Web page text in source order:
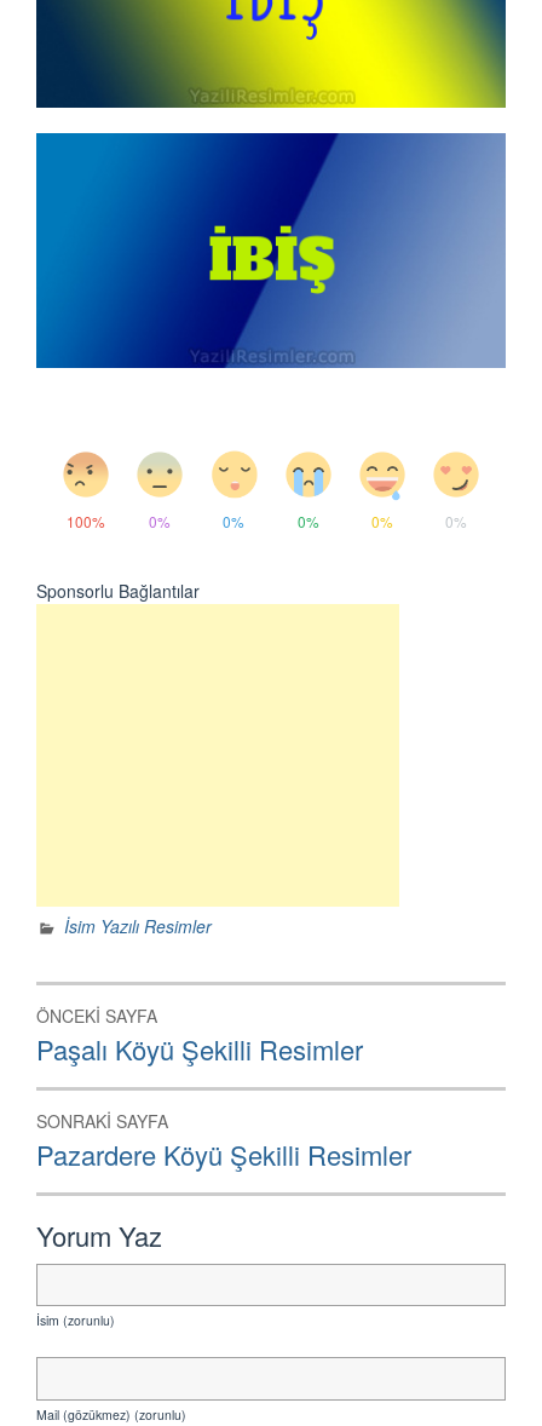
100% 0% 0% 0% 0% 0%
Sponsorlu Bağlantılar
İsim Yazılı Resimler
Yazı
dolaşımı
ÖNCEKI SAYFA
Önceki
Sayfa:
Paşalı Köyü Şekilli Resimler
SONRAKI SAYFA
Sonraki
Sayfa:
Pazardere Köyü Şekilli Resimler
Yorum Yaz
İsim (zorunlu)
Mail (gözükmez) (zorunlu)